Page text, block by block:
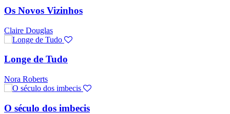
Os Novos Vizinhos
Claire Douglas
Longe de Tudo
Nora Roberts
O século dos imbecis